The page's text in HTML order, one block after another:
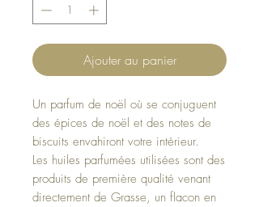
Ajouter au panier
Un parfum de noël où se conjuguent
des épices de noël et des notes de
biscuits envahiront votre intérieur.
Les huiles parfumées utilisées sont des
produits de première qualité venant
directement de Grasse, un flacon en